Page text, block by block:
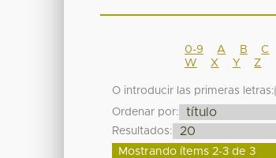
0-9 A B C
W
X Y Z
O introducir las primeras letras:
Ordenar por:
Resultados:
Mostrando ítems 2-3 de 3